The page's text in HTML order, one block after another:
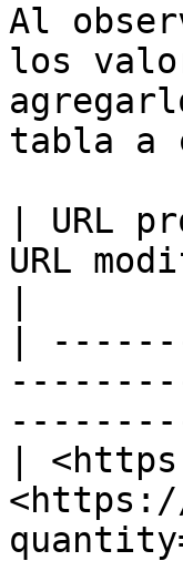
Al
los
tabla a
|
URL
|
|